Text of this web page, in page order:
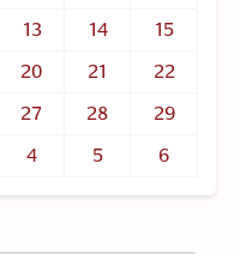
13 14
15
20 21
22
27 28
29
4 5 6